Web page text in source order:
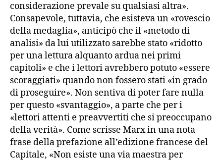
considerazione prevale su qualsiasi altra».
Consapevole, tuttavia, che esisteva un «rovescio
della medaglia», anticipò che il «metodo di
analisi» da lui utilizzato sarebbe stato «ridotto
per una lettura alquanto ardua nei primi
capitoli» e che i lettori avrebbero potuto «essere
scoraggiati» quando non fossero stati «in grado
di proseguire». Non sentiva di poter fare nulla
per questo «svantaggio», a parte che per i
«lettori attenti e preavvertiti che si preoccupano
della verità». Come scrisse Marx in una nota
frase della prefazione all’edizione francese del
Capitale, «Non esiste una via maestra per